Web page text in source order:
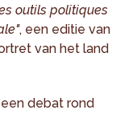
outils politiques
, een editie van
van het land
debat rond